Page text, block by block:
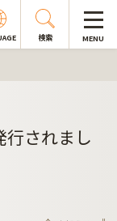
検索 MENU
行されまし